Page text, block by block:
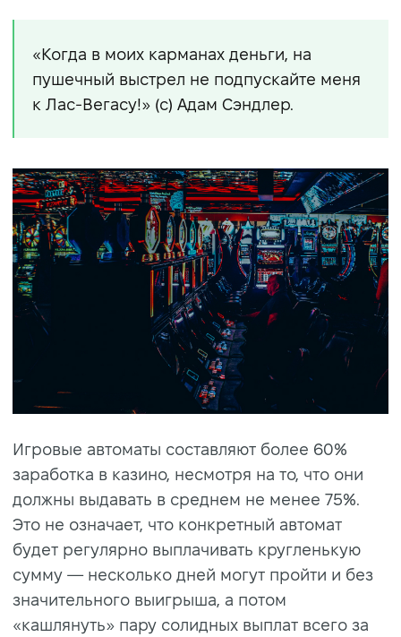
«Когда в моих карманах деньги, на
пушечный выстрел не подпускайте меня
к Лас-Вегасу!» (c) Адам Сэндлер.
Игровые автоматы составляют более 60%
заработка в казино, несмотря на то, что они
должны выдавать в среднем не менее 75%.
Это не означает, что конкретный автомат
будет регулярно выплачивать кругленькую
сумму — несколько дней могут пройти и без
значительного выигрыша, а потом
«кашлянуть» пару солидных выплат всего за